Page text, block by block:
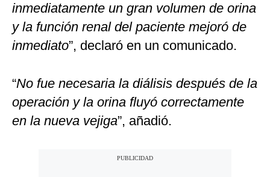
inmediatamente un gran volumen de orina
y la función renal del paciente mejoró de
inmediato”, declaró en un comunicado.
“No fue necesaria la diálisis después de la
operación y la orina fluyó correctamente
en la nueva vejiga”, añadió.